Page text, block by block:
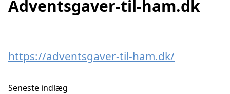
Adventsgaver-til-ham.dk
https://adventsgaver-til-ham.dk/
Seneste indlæg